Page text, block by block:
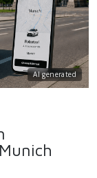
AI generated